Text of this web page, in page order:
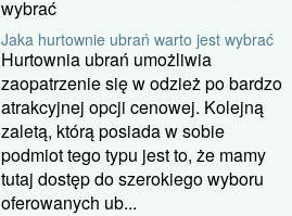
Jaka hurtownie ubrań warto jest wybrać
Hurtownia ubrań umożliwia
zaopatrzenie się w odzież po bardzo
atrakcyjnej opcji cenowej. Kolejną
zaletą, którą posiada w sobie
podmiot tego typu jest to, że mamy
tutaj dostęp do szerokiego wyboru
oferowanych ub...